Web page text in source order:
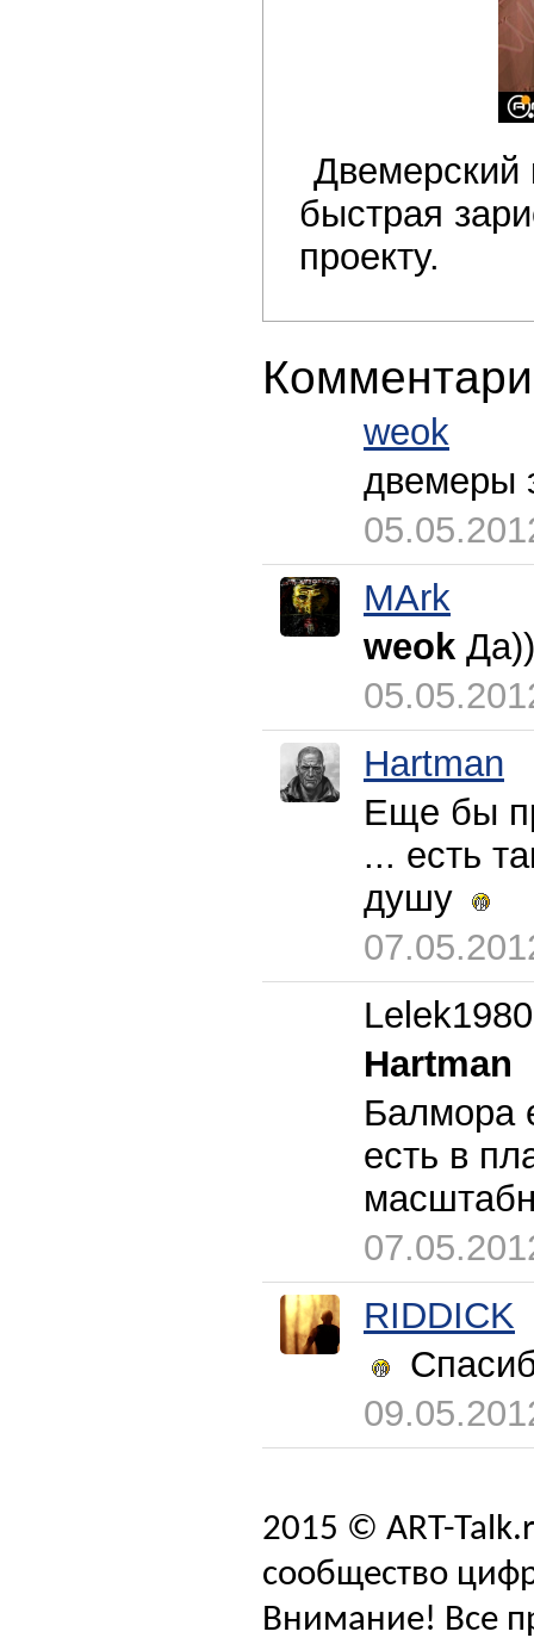
Двемерский
быстрая
проекту.
weok
двемеры
MArk
weok
Hartman
Еще бы
... есть
душу
Lelek1980
Hartman
Балмора
есть в
RIDDICK
2015 © ART-
сообщество
Внимание! Все